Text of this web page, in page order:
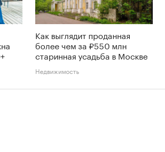
Как выглядит проданная
более чем за ₽550 млн
старинная усадьба в Москве
Недвижимость